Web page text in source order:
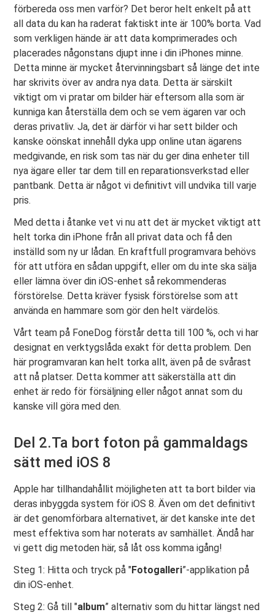
förbereda oss men varför? Det beror helt enkelt på att
all data du kan ha raderat faktiskt inte är 100% borta. Vad
som verkligen hände är att data komprimerades och
placerades någonstans djupt inne i din iPhones minne.
Detta minne är mycket återvinningsbart så länge det inte
har skrivits över av andra nya data. Detta är särskilt
viktigt om vi pratar om bilder här eftersom alla som är
kunniga kan återställa dem och se vem ägaren var och
deras privatliv. Ja, det är därför vi har sett bilder och
kanske oönskat innehåll dyka upp online utan ägarens
medgivande, en risk som tas när du ger dina enheter till
nya ägare eller tar dem till en reparationsverkstad eller
pantbank. Detta är något vi definitivt vill undvika till varje
pris.
Med detta i åtanke vet vi nu att det är mycket viktigt att
helt torka din iPhone från all privat data och få den
inställd som ny ur lådan. En kraftfull programvara behövs
för att utföra en sådan uppgift, eller om du inte ska sälja
eller lämna över din iOS-enhet så rekommenderas
förstörelse. Detta kräver fysisk förstörelse som att
använda en hammare som gör den helt värdelös.
Vårt team på FoneDog förstår detta till 100 %, och vi har
designat en verktygslåda exakt för detta problem. Den
här programvaran kan helt torka allt, även på de svårast
att nå platser. Detta kommer att säkerställa att din
enhet är redo för försäljning eller något annat som du
kanske vill göra med den.
Del 2.Ta bort foton på gammaldags
sätt med iOS 8
Apple har tillhandahållit möjligheten att ta bort bilder via
deras inbyggda system för iOS 8. Även om det definitivt
är det genomförbara alternativet, är det kanske inte det
mest effektiva som har noterats av samhället. Ändå har
vi gett dig metoden här, så låt oss komma igång!
Steg 1: Hitta och tryck på "Fotogalleri”-applikation på
din iOS-enhet.
Steg 2: Gå till "album” alternativ som du hittar längst ned